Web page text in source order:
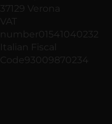
37129 Verona
VAT
number01541040232
Italian Fiscal
Code93009870234